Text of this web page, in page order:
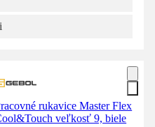
rukavice Master Flex
veľkosť 9, biele